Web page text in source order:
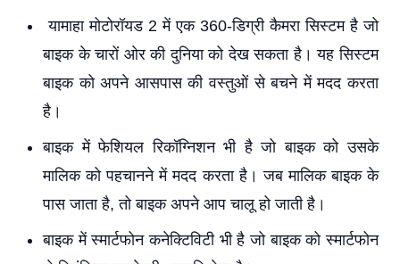
यामाहा मोटोरॉयड 2 में एक 360-डिग्री कैमरा सिस्टम है जो
बाइक के चारों ओर की दुनिया को देख सकता है। यह सिस्टम
बाइक को अपने आसपास की वस्तुओं से बचने में मदद करता
है।
बाइक में फेशियल रिकॉग्निशन भी है जो बाइक को उसके
मालिक को पहचानने में मदद करता है। जब मालिक बाइक के
पास जाता है, तो बाइक अपने आप चालू हो जाती है।
बाइक में स्मार्टफोन कनेक्टिविटी भी है जो बाइक को स्मार्टफोन